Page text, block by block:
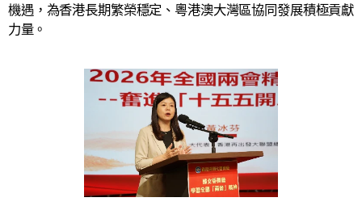
機遇，為香港長期繁榮穩定、粵港澳大灣區協同發展積極貢獻
力量。